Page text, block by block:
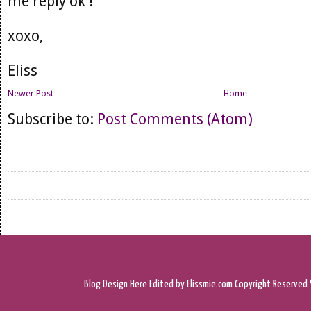
xoxo,
Eliss
Newer Post Home
Subscribe to: Post Comments (Atom)
Blog Design Here Edited by Elissmie.com Copyright Reserved